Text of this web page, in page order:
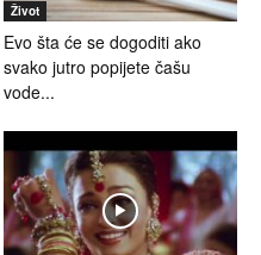
Život
Evo šta će se dogoditi ako
svako jutro popijete čašu
vode...